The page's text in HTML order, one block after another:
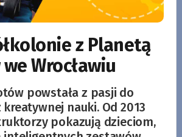
z Planetą
Wrocławiu
powstała z pasji do
nauki. Od 2013
pokazują dzieciom,